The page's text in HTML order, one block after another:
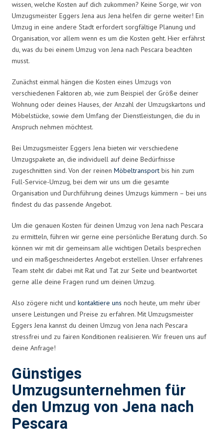
wissen, welche Kosten auf dich zukommen? Keine Sorge, wir von
Umzugsmeister Eggers Jena aus Jena helfen dir gerne weiter! Ein
Umzug in eine andere Stadt erfordert sorgfältige Planung und
Organisation, vor allem wenn es um die Kosten geht. Hier erfährst
du, was du bei einem Umzug von Jena nach Pescara beachten
musst.
Zunächst einmal hängen die Kosten eines Umzugs von
verschiedenen Faktoren ab, wie zum Beispiel der Größe deiner
Wohnung oder deines Hauses, der Anzahl der Umzugskartons und
Möbelstücke, sowie dem Umfang der Dienstleistungen, die du in
Anspruch nehmen möchtest.
Bei Umzugsmeister Eggers Jena bieten wir verschiedene
Umzugspakete an, die individuell auf deine Bedürfnisse
zugeschnitten sind. Von der reinen Möbeltransport bis hin zum
Full-Service-Umzug, bei dem wir uns um die gesamte
Organisation und Durchführung deines Umzugs kümmern – bei uns
findest du das passende Angebot.
Um die genauen Kosten für deinen Umzug von Jena nach Pescara
zu ermitteln, führen wir gerne eine persönliche Beratung durch. So
können wir mit dir gemeinsam alle wichtigen Details besprechen
und ein maßgeschneidertes Angebot erstellen. Unser erfahrenes
Team steht dir dabei mit Rat und Tat zur Seite und beantwortet
gerne alle deine Fragen rund um deinen Umzug.
Also zögere nicht und kontaktiere uns noch heute, um mehr über
unsere Leistungen und Preise zu erfahren. Mit Umzugsmeister
Eggers Jena kannst du deinen Umzug von Jena nach Pescara
stressfrei und zu fairen Konditionen realisieren. Wir freuen uns auf
deine Anfrage!
Günstiges
Umzugsunternehmen für
den Umzug von Jena nach
Pescara